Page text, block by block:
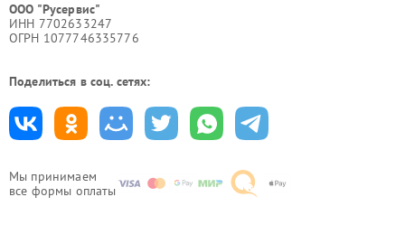
Мы принимаем
все формы оплаты
ООО "Русервис"
ИНН 7702633247
ОГРН 1077746335776
Поделиться в соц. сетях: